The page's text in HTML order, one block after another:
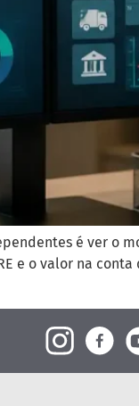
é ver o
e o valor na